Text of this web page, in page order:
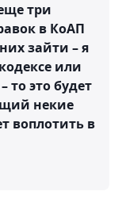
три
в КоАП
зайти – я
или
то это будет
некие
воплотить в